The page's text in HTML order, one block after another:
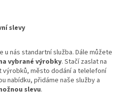
slevy
u nás standartní služba. Dále můžete
vybrané výrobky. Stačí zaslat na
výrobků, město dodání a telelefoní
nabídku, přidáme naše služby a
slevu.